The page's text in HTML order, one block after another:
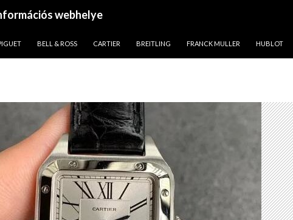
webhelye
BELL & ROSS CARTIER BREITLING FRANCK MULLER HUBLOT